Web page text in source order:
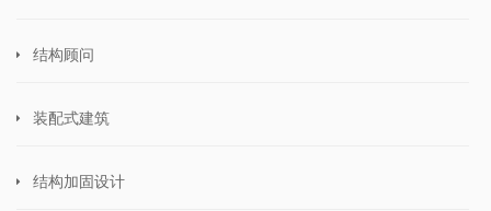
结构顾问
装配式建筑
结构加固设计